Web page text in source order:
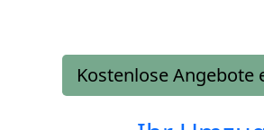
Kostenlose Angebote